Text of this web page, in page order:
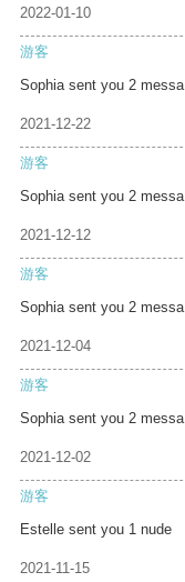
2022-01-10
游客
Sophia sent you 2 messa
2021-12-22
游客
Sophia sent you 2 messa
2021-12-12
游客
Sophia sent you 2 messa
2021-12-04
游客
Sophia sent you 2 messa
2021-12-02
游客
Estelle sent you 1 nude
2021-11-15